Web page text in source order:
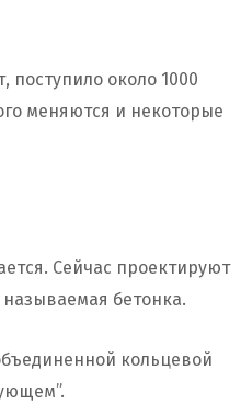
поступило около 1000
меняются и некоторые
Сейчас проектируют
бетонка.
кольцевой